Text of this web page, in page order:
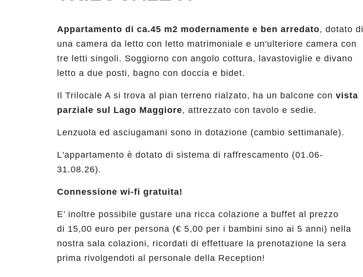
Appartamento di ca.45 m2 modernamente e ben arredato, dotato di
una camera da letto con letto matrimoniale e un'ulteriore camera con
tre letti singoli. Soggiorno con angolo cottura, lavastoviglie e divano
letto a due posti, bagno con doccia e bidet.
Il Trilocale A si trova al pian terreno rialzato, ha un balcone con vista
parziale sul Lago Maggiore, attrezzato con tavolo e sedie.
Lenzuola ed asciugamani sono in dotazione (cambio settimanale).
L'appartamento è dotato di sistema di raffrescamento (01.06-
31.08.26).
Connessione wi-fi gratuita!
E’ inoltre possibile gustare una ricca colazione a buffet al prezzo
di 15,00 euro per persona (€ 5,00 per i bambini sino ai 5 anni) nella
nostra sala colazioni, ricordati di effettuare la prenotazione la sera
prima rivolgendoti al personale della Reception!